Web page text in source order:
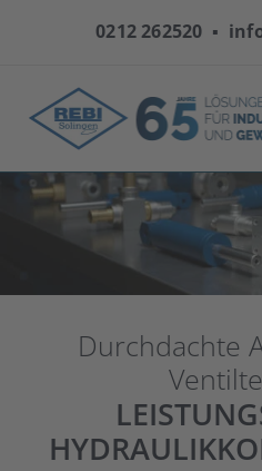
0212 262520 ▪
Durchdachte